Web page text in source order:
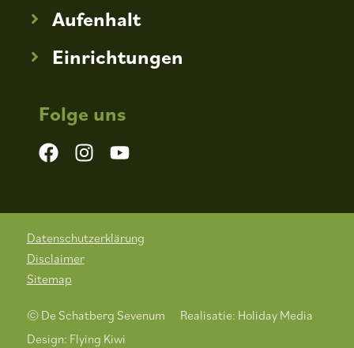
Aufenhalt
Einrichtungen
Folge uns
© De Schatberg Sevenum
Realisatie: Holiday Media
Design: Flying Kiwi
Datenschutzerklärung
Disclaimer
Sitemap